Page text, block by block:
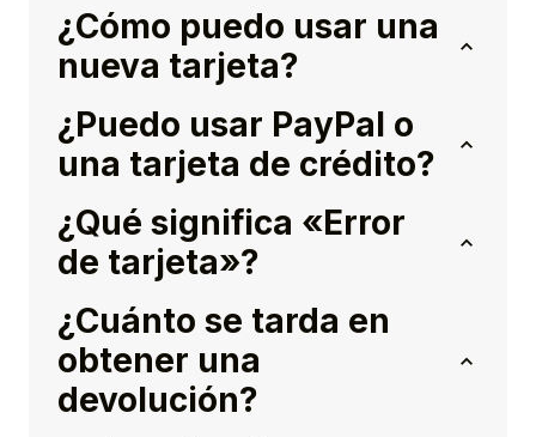
¿Cómo puedo usar una
nueva tarjeta?
¿Puedo usar PayPal o
una tarjeta de crédito?
¿Qué significa «Error
de tarjeta»?
¿Cuánto se tarda en
obtener una
devolución?